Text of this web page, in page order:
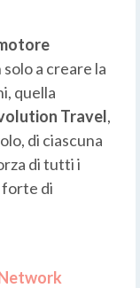
a creare la
quella
Travel,
di ciascuna
di tutti i
forte di